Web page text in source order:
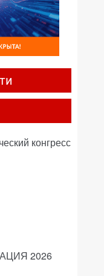
конгресс
2026